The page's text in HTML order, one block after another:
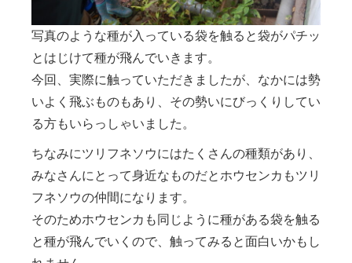
写真のような種が入っている袋を触ると袋がパチッ
とはじけて種が飛んでいきます。
今回、実際に触っていただきましたが、なかには勢
いよく飛ぶものもあり、その勢いにびっくりしてい
る方もいらっしゃいました。
ちなみにツリフネソウにはたくさんの種類があり、
みなさんにとって身近なものだとホウセンカもツリ
フネソウの仲間になります。
そのためホウセンカも同じように種がある袋を触る
と種が飛んでいくので、触ってみると面白いかもし